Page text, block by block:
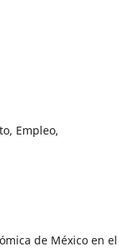
Empleo,
de México en el